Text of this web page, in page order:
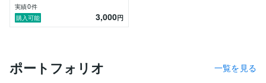
▼ 主な業務 ▼
❏ ディレクション
└ LPの設計からコーディングまで一気通貫で対応しま
す。
実績0件
購入可能
3,000円
ポートフォリオ 一覧を見る